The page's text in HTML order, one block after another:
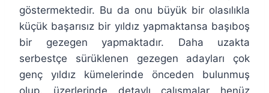
göstermektedir. Bu da onu büyük bir olasılıkla
küçük başarısız bir yıldız yapmaktansa başıboş
bir gezegen yapmaktadır. Daha uzakta
serbestçe sürüklenen gezegen adayları çok
genç yıldız kümelerinde önceden bulunmuş